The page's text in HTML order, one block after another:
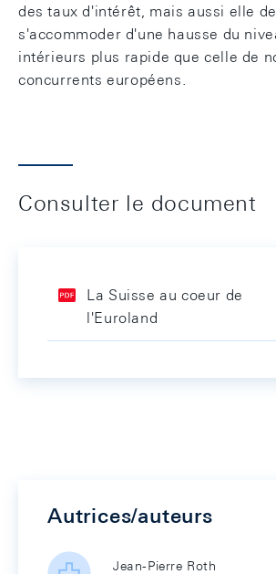
des taux d'intérêt, mais aussi elle
s'accommoder d'une hausse du
intérieurs plus rapide que celle de
concurrents européens.
Consulter le document
La Suisse au coeur de
l'Euroland
Autrices/auteurs
Jean-Pierre Roth